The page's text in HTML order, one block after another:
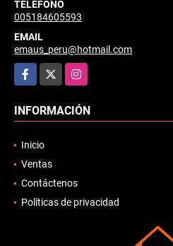
TELÉFONO
005184605593
EMAIL
emaus_peru@hotmail.com
Facebook
Instagram
INFORMACIÓN
Inicio
Ventas
Contáctenos
Políticas de privacidad